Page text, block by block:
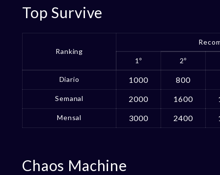
Top Survive
Ranking
1º 2º
Diario 1000 800
Semanal 2000 1600
Mensal 3000 2400
Chaos Machine